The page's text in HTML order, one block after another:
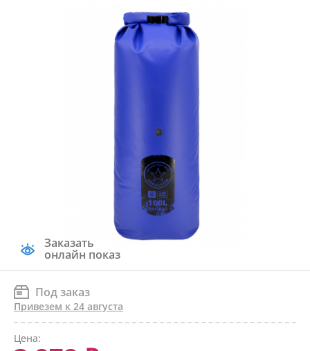
Заказать
онлайн показ
Под заказ
Привезем к 24 августа
Цена: